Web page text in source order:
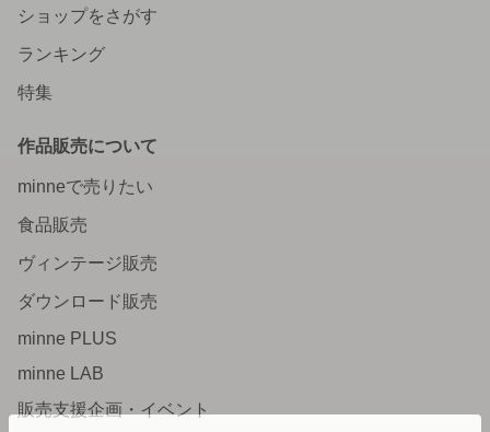
ショップをさがす
ランキング
特集
作品販売について
minneで売りたい
食品販売
ヴィンテージ販売
ダウンロード販売
minne PLUS
minne LAB
販売支援企画・イベント